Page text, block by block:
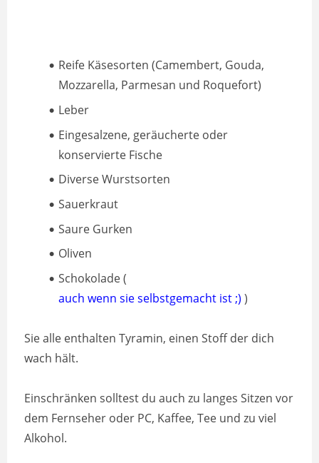
Reife Käsesorten (Camembert, Gouda,
Mozzarella, Parmesan und Roquefort)
Leber
Eingesalzene, geräucherte oder
konservierte Fische
Diverse Wurstsorten
Sauerkraut
Saure Gurken
Oliven
Schokolade (
auch wenn sie selbstgemacht ist ;) )
Sie alle enthalten Tyramin, einen Stoff der dich
wach hält.
Einschränken solltest du auch zu langes Sitzen vor
dem Fernseher oder PC, Kaffee, Tee und zu viel
Alkohol.